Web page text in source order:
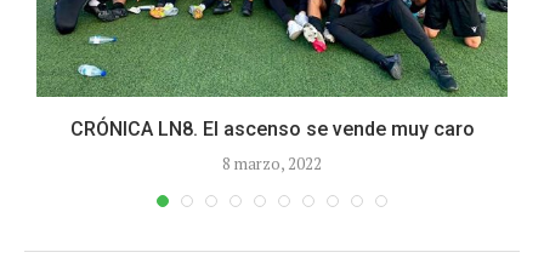
CRÓNICA LN8. El ascenso se vende muy caro
8 marzo, 2022